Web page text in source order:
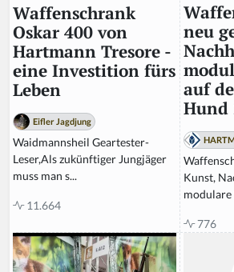
r
e
t
hi
s
fi
d
Waffenschrank
Oskar 400 von
Hartmann Tresore -
eine Investition fürs
Leben
Eifler Jagdjung
Waidmannsheil Geartester-
Leser,Als zukünftiger Jungjäger
muss man s...
11.664
neu
auf
Hund
Kunst,
modulare
776